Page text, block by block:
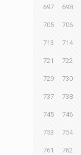
697 698
705 706
713 714
721 722
729 730
737 738
745 746
753 754
761 762